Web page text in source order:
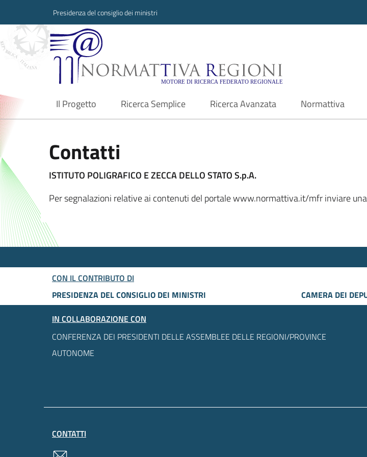
Presidenza del consiglio dei ministri
Normattiva Regioni - Motore
Il Progetto
current Ricerca Semplice Ricerca Avanzata Normattiva
Contatti
ISTITUTO POLIGRAFICO E ZECCA DELLO STATO S.p.A.
Per segnalazioni relative ai contenuti del portale www.normattiva.it/mfr inviare
CON IL CONTRIBUTO DI
PRESIDENZA DEL CONSIGLIO DEI MINISTRI
CAMERA DEI
IN COLLABORAZIONE CON
CONFERENZA DEI PRESIDENTI DELLE ASSEMBLEE DELLE REGIONI/PROVINCE
AUTONOME
CONTATTI